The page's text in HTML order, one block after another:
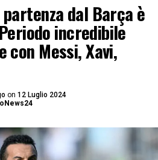
dal Barça è
incredibile
con Messi, Xavi,
on 12 Luglio 2024